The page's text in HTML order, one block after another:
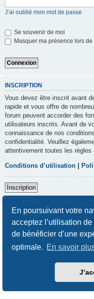
En poursuivant votre
acceptez l’utilisation
de bénéficier d’une
optimale. En savoir
J’ai oublié mon mot de passe
Se souvenir de moi
Masquer ma présence lors de
INSCRIPTION
Vous devez être inscrit avant
rapide et vous offre de
forum peuvent accorder des
utilisateurs inscrits. Avant de
connaissance de nos
confidentialité. Veuillez
attentivement toutes les règles
Conditions d’utilisation
Inscription
Développé par phpBB
Traduction